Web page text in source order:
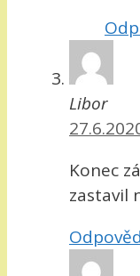
Libor
Konec
zastavil